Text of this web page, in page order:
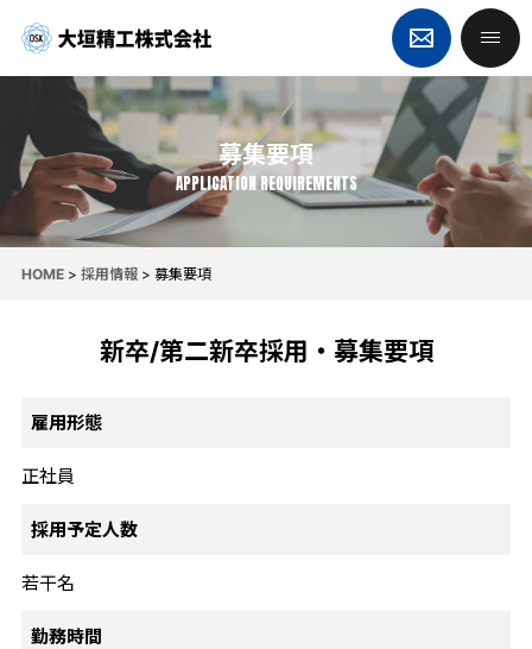
募集要項
APPLICATION REQUIREMENTS
HOME> 採用情報> 募集要項
新卒/第二新卒採用・募集要項
雇用形態
正社員
採用予定人数
若干名
勤務時間